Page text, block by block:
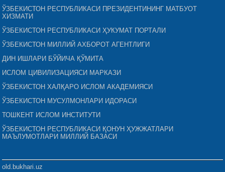
ЎЗБЕКИСТОН РЕСПУБЛИКАСИ ПРЕЗИДЕНТИНИНГ МАТБУОТ
ХИЗМАТИ
ЎЗБЕКИСТОН РЕСПУБЛИКАСИ ҲУКУМАТ ПОРТАЛИ
ЎЗБЕКИСТОН МИЛЛИЙ АХБОРОТ АГЕНТЛИГИ
ДИН ИШЛАРИ БЎЙИЧА ҚЎМИТА
ИСЛОМ ЦИВИЛИЗАЦИЯСИ МАРКАЗИ
ЎЗБЕКИСТОН ХАЛҚАРО ИСЛОМ АКАДЕМИЯСИ
ЎЗБЕКИСТОН МУСУЛМОНЛАРИ ИДОРАСИ
ТОШКЕНТ ИСЛОМ ИНСТИТУТИ
ЎЗБЕКИСТОН РЕСПУБЛИКАСИ ҚОНУН ҲУЖЖАТЛАРИ
МАЪЛУМОТЛАРИ МИЛЛИЙ БАЗАСИ
old.bukhari.uz